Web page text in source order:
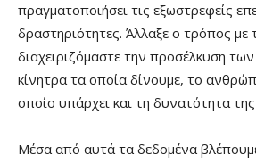
πραγματοποιήσει τις εξωστρεφείς
δραστηριότητες. Άλλαξε ο τρόπος με
διαχειριζόμαστε την προσέλκυση
κίνητρα τα οποία δίνουμε, το
οποίο υπάρχει και τη δυνατότητα
Μέσα από αυτά τα δεδομένα